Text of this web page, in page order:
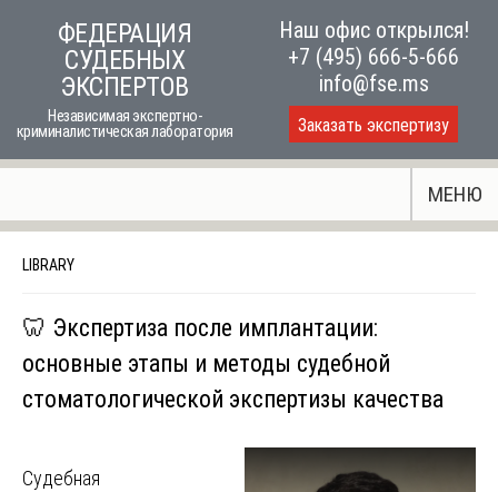
ФЕДЕРАЦИЯ
СУДЕБНЫХ
ЭКСПЕРТОВ
Независимая экспертно-
криминалистическая лаборатория
Наш офис открылся!
+7 (495) 666-5-666
info@fse.ms
Заказать экспертизу
МЕНЮ
LIBRARY
🦷 Экспертиза после имплантации:
основные этапы и методы судебной
стоматологической экспертизы качества
Судебная